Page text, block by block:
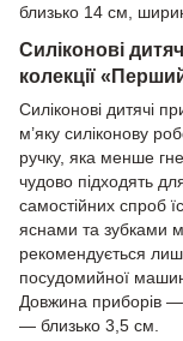
близько 14 см,
Силіконові
колекції
Силіконові дитячі
м’яку силіконову
ручку, яка менше
чудово підходять
самостійних спроб
яснами та зубками
рекомендується
посудомийної
Довжина приборів
— близько 3,5 см.